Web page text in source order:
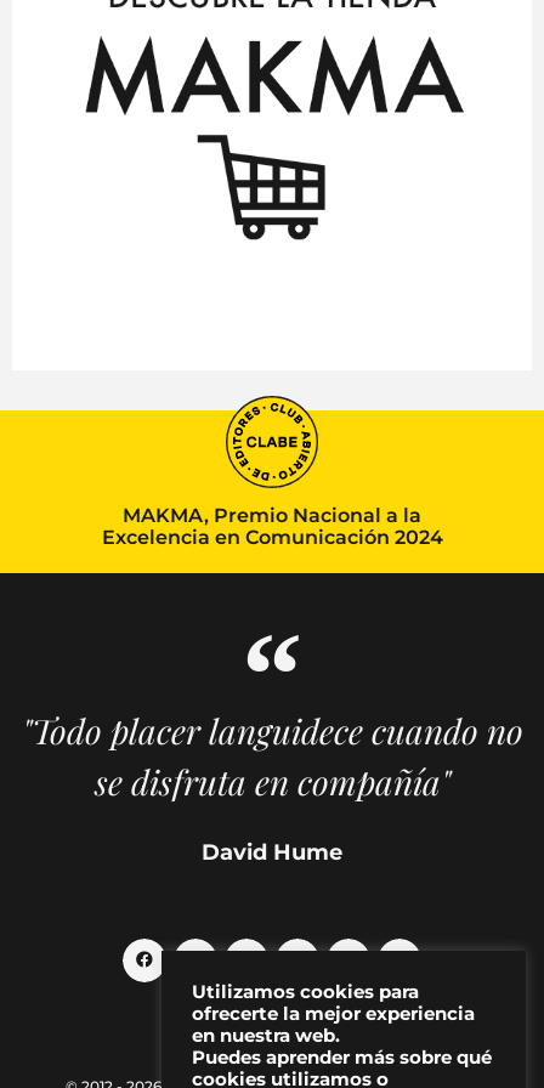
MAKMA, Premio Nacional a la
Excelencia en Comunicación 2024
"Todo placer languidece cuando no
se disfruta en compañía"
David Hume
Utilizamos cookies para
ofrecerte la mejor experiencia
en nuestra web.
Puedes aprender más sobre qué
cookies utilizamos o